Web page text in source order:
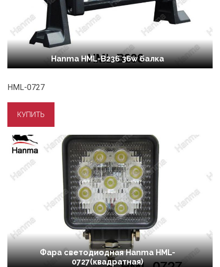
Hanma HML-B236 36w балка
HML-0727
Фара светодиодная Hanma HML-
0727(квадратная)